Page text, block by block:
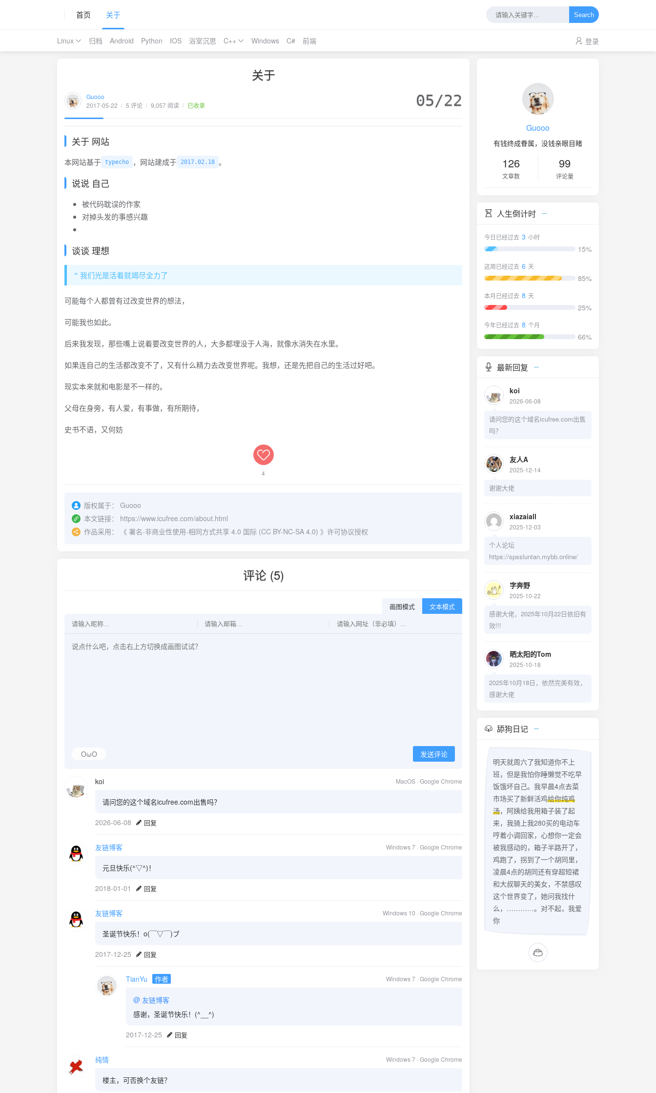
首页 关于 Search
Linux 归档 Android Python IOS 浴室沉思 C++ Windows C# 前端 登录
关于
Guooo
2017-05-22 / 5 评论 / 9,057 阅读 / 已收录 05/22
关于 网站
本网站基于 typecho ，网站建成于 2017.02.18 。
说说 自己
被代码耽误的作家
对掉头发的事感兴趣
谈谈 理想
“ 我们光是活着就竭尽全力了
可能每个人都曾有过改变世界的想法，
可能我也如此。
后来我发现，那些嘴上说着要改变世界的人，大多都埋没于人海，就像水消失在水里。
如果连自己的生活都改变不了，又有什么精力去改变世界呢。我想，还是先把自己的生活过好吧。
现实本来就和电影是不一样的。
父母在身旁，有人爱，有事做，有所期待，
史书不语，又何妨
4
版权属于：
Guooo
本文链接：
https://www.icufree.com/about.html
作品采用：
《 署名-非商业性使用-相同方式共享 4.0 国际 (CC BY-NC-SA 4.0) 》许可协议授权
评论 (5)
画图模式 文本模式
OωO 发送评论
koi MacOS · Google Chrome
请问您的这个域名icufree.com出售吗？
2026-06-08 回复
友链博客 Windows 7 · Google Chrome
元旦快乐(^▽^)！
2018-01-01 回复
友链博客 Windows 10 · Google Chrome
圣诞节快乐！o(￣▽￣)ブ
2017-12-25 回复
TianYu 作者 Windows 7 · Google Chrome
@ 友链博客
感谢，圣诞节快乐！(^__^)
2017-12-25 回复
纯情 Windows 7 · Google Chrome
楼主，可否换个友链？
Guooo
有钱终成眷属，没钱亲眼目睹
126
文章数
99
评论量
人生倒计时
今日已经过去 3 小时
15%
这周已经过去 6 天
85%
本月已经过去 8 天
25%
今年已经过去 8 个月
66%
最新回复
koi
2026-06-08
请问您的这个域名icufree.com出售
吗？
友人A
2025-12-14
谢谢大佬
xiazaiall
2025-12-03
个人论坛
https://spssluntan.mybb.online/
字奔野
2025-10-22
感谢大佬，2025年10月22日依旧有
效!!!
晒太阳的Tom
2025-10-18
2025年10月18日，依然完美有效，
感谢大佬
舔狗日记
明天就周六了我知道你不上
班，但是我怕你睡懒觉不吃早
饭饿坏自己。我早晨4点去菜
市场买了新鲜活鸡给你炖鸡
汤，阿姨给我用箱子装了起
来，我骑上我280买的电动车
哼着小调回家，心想你一定会
被我感动的，箱子半路开了，
鸡跑了，拐到了一个胡同里，
凌晨4点的胡同还有穿超短裙
和大叔聊天的美女，不禁感叹
这个世界变了，她问我找什
么，…………。对不起，我爱
你